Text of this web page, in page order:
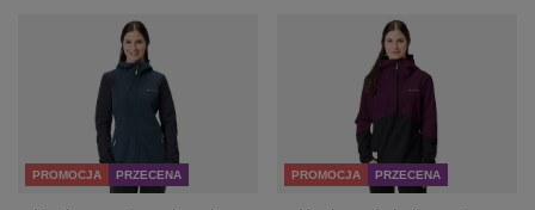
PROMOCJA PRZECENA PROMOCJA PRZECENA